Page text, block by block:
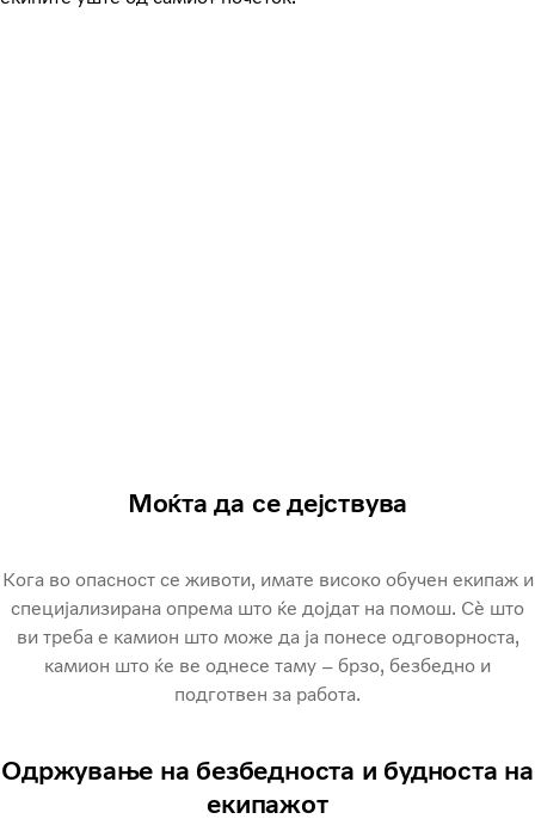
Моќта да се дејствува
Кога во опасност се животи, имате високо обучен екипаж и
специјализирана опрема што ќе дојдат на помош. Сè што
ви треба е камион што може да ја понесе одговорноста,
камион што ќе ве однесе таму – брзо, безбедно и
подготвен за работа.
Одржување на безбедноста и будноста на
екипажот